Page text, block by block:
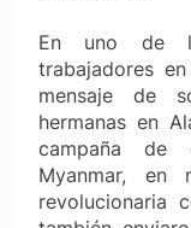
En uno de
trabajadores
mensaje de
hermanas en
campaña de
Myanmar, en
revolucionaria